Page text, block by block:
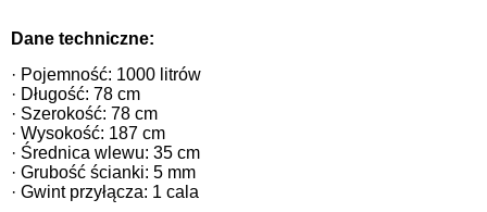
Dane techniczne:
· Pojemność: 1000 litrów
· Długość: 78 cm
· Szerokość: 78 cm
· Wysokość: 187 cm
· Średnica wlewu: 35 cm
· Grubość ścianki: 5 mm
· Gwint przyłącza: 1 cala